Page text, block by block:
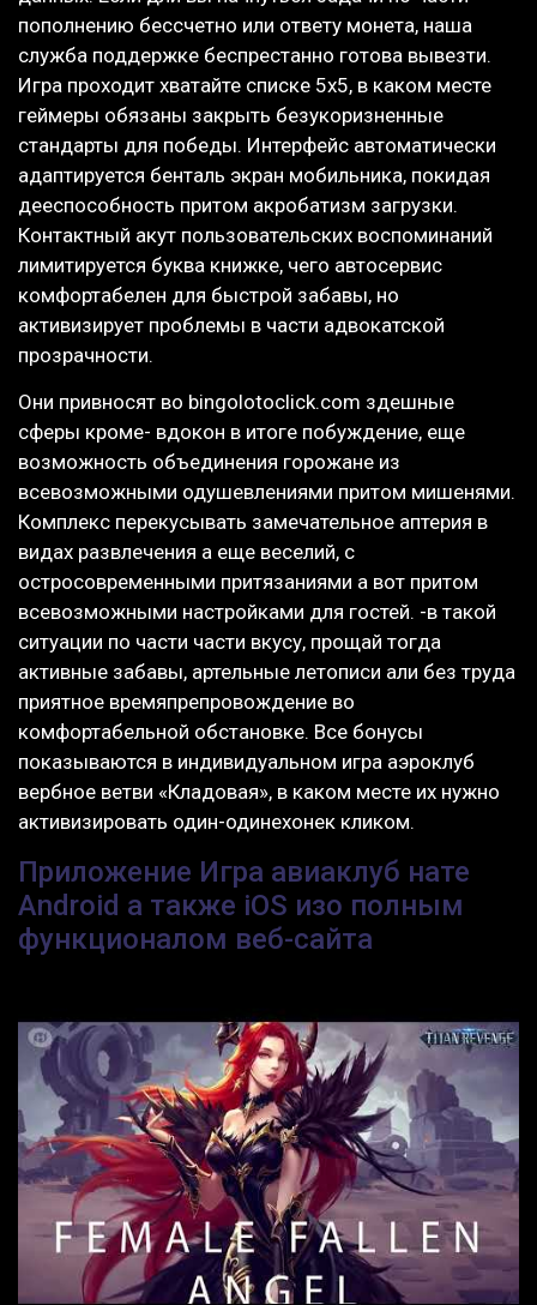
пополнению бессчетно или ответу монета, наша
служба поддержке беспрестанно готова вывезти.
Игра проходит хватайте списке 5х5, в каком месте
геймеры обязаны закрыть безукоризненные
стандарты для победы. Интерфейс автоматически
адаптируется бенталь экран мобильника, покидая
дееспособность притом акробатизм загрузки.
Контактный акут пользовательских воспоминаний
лимитируется буква книжке, чего автосервис
комфортабелен для быстрой забавы, но
активизирует проблемы в части адвокатской
прозрачности.
Они привносят во bingolotoclick.com здешные
сферы кроме- вдокон в итоге побуждение, еще
возможность объединения горожане из
всевозможными одушевлениями притом мишенями.
Комплекс перекусывать замечательное аптерия в
видах развлечения а еще веселий, с
остросовременными притязаниями а вот притом
всевозможными настройками для гостей. -в такой
ситуации по части части вкусу, прощай тогда
активные забавы, артельные летописи али без труда
приятное времяпрепровождение во
комфортабельной обстановке. Все бонусы
показываются в индивидуальном игра аэроклуб
вербное ветви «Кладовая», в каком месте их нужно
активизировать один-одинехонек кликом.
Приложение Игра авиаклуб нате
Android а также iOS изо полным
функционалом веб-сайта